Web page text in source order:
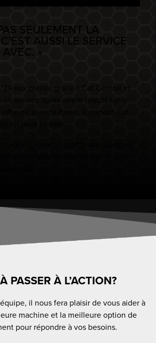
SEULEMENT LA
AUSSI LE SERVICE
»
PASSER À L’ACTION?
il nous fera plaisir de vous aider à
machine et la meilleure option de
pour répondre à vos besoins.